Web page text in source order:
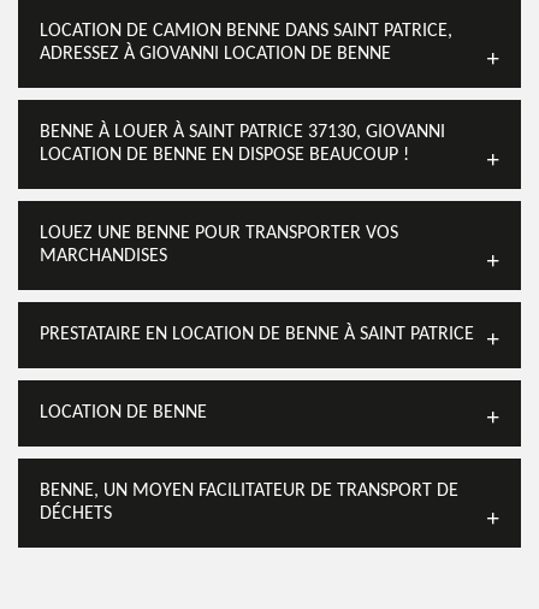
LOCATION DE CAMION BENNE DANS SAINT PATRICE,
ADRESSEZ À GIOVANNI LOCATION DE BENNE
BENNE À LOUER À SAINT PATRICE 37130, GIOVANNI
LOCATION DE BENNE EN DISPOSE BEAUCOUP !
LOUEZ UNE BENNE POUR TRANSPORTER VOS
MARCHANDISES
PRESTATAIRE EN LOCATION DE BENNE À SAINT PATRICE
LOCATION DE BENNE
BENNE, UN MOYEN FACILITATEUR DE TRANSPORT DE
DÉCHETS